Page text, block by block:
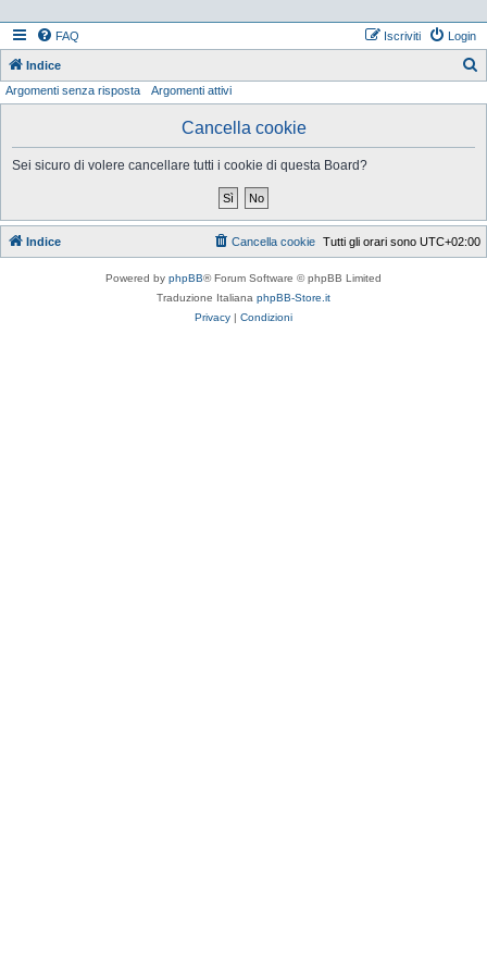
FAQ Login
Iscriviti
Indice
Argomenti senza risposta Argomenti attivi
Cancella cookie
Sei sicuro di volere cancellare tutti i cookie di questa Board?
Indice Tutti gli orari sono UTC+02:00
Cancella cookie
Powered by phpBB® Forum Software © phpBB Limited
Traduzione Italiana phpBB-Store.it
Privacy | Condizioni